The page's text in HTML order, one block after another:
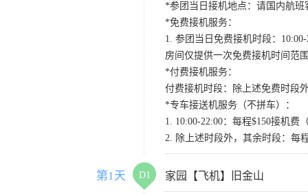
*参团当日接机地点：请国内航班
*免费接机服务：
1. 参团当日免费接机时段：
房间仅提供一次免费接机时间范
*付费接机服务：
付费接机时段：除上述免费时段
*专车接送机服务（不拼车）：
1. 10:00-22:00：每程$150接机
2. 除上述时段外，其余时段：每
第1天 D1 家园【飞机】旧金山